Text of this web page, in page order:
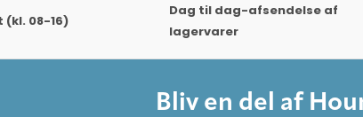
(kl. 08-16)
Dag til dag-afsendelse af
lagervarer
Bliv en del af